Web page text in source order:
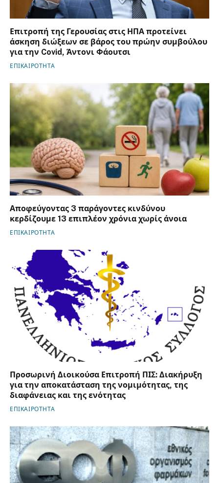
Επιτροπή της Γερουσίας στις ΗΠΑ προτείνει
άσκηση διώξεων σε βάρος του πρώην συμβούλου
για την Covid, Άντονι Φάουτσι
ΕΠΙΚΑΙΡΟΤΗΤΑ
Αποφεύγοντας 3 παράγοντες κινδύνου
κερδίζουμε 13 επιπλέον χρόνια χωρίς άνοια
ΕΠΙΚΑΙΡΟΤΗΤΑ
Προσωρινή Διοικούσα Επιτροπή ΠΙΣ: Διακήρυξη
για την αποκατάσταση της νομιμότητας, της
διαφάνειας και της ενότητας
ΕΠΙΚΑΙΡΟΤΗΤΑ